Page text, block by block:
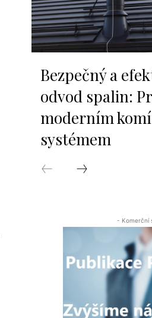
Bezpečný a
odvod spalin:
moderním
systémem
- Komerční